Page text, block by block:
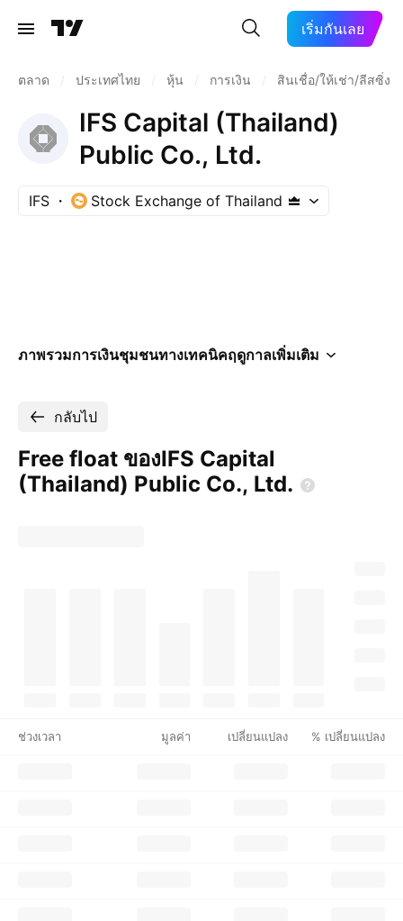
เริ่มกันเลย
ตลาด ประเทศไทย หุ้น การเงิน สินเชื่อ/ให้เช่า/ลีสซิ่ง
IFS Capital (Thailand)
Public Co., Ltd.
IFS Stock Exchange of Thailand
ภาพรวมการเงินชุมชนทางเทคนิคฤดูกาลเพิ่มเติม
กลับไป
Free float ของIFS Capital
(Thailand) Public Co., Ltd.
ช่วงเวลา มูลค่า เปลี่ยนแปลง % เปลี่ยนแปลง